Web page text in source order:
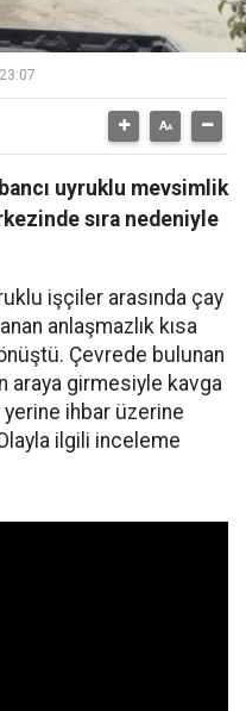
uyruklu mevsimlik
sıra nedeniyle
işçiler arasında çay
anlaşmazlık kısa
Çevrede bulunan
araya girmesiyle kavga
yerine ihbar üzerine
ilgili inceleme